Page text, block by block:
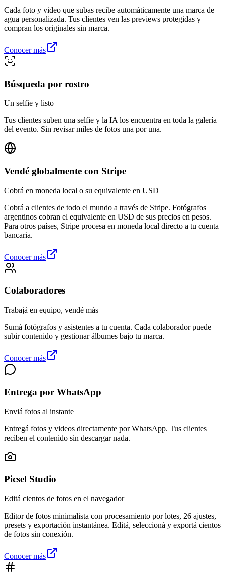
Cada foto y video que subas recibe automáticamente una marca de
agua personalizada. Tus clientes ven las previews protegidas y
compran los originales sin marca.
Conocer más
Búsqueda por rostro
Un selfie y listo
Tus clientes suben una selfie y la IA los encuentra en toda la galería
del evento. Sin revisar miles de fotos una por una.
Vendé globalmente con Stripe
Cobrá en moneda local o su equivalente en USD
Cobrá a clientes de todo el mundo a través de Stripe. Fotógrafos
argentinos cobran el equivalente en USD de sus precios en pesos.
Para otros países, Stripe procesa en moneda local directo a tu cuenta
bancaria.
Conocer más
Colaboradores
Trabajá en equipo, vendé más
Sumá fotógrafos y asistentes a tu cuenta. Cada colaborador puede
subir contenido y gestionar álbumes bajo tu marca.
Conocer más
Entrega por WhatsApp
Enviá fotos al instante
Entregá fotos y videos directamente por WhatsApp. Tus clientes
reciben el contenido sin descargar nada.
Picsel Studio
Editá cientos de fotos en el navegador
Editor de fotos minimalista con procesamiento por lotes, 26 ajustes,
presets y exportación instantánea. Editá, seleccioná y exportá cientos
de fotos sin conexión.
Conocer más